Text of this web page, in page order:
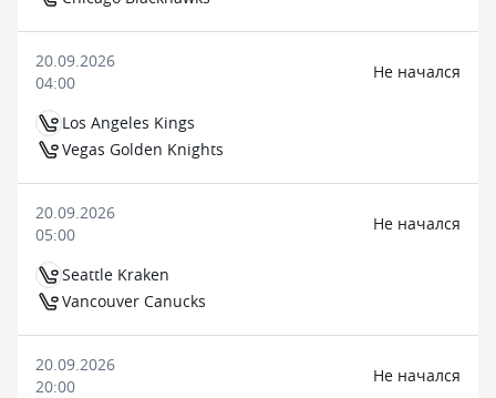
20.09.2026
04:00
Los Angeles Kings
Vegas Golden Knights
Не начался
20.09.2026
05:00
Seattle Kraken
Vancouver Canucks
Не начался
20.09.2026
20:00
Не начался